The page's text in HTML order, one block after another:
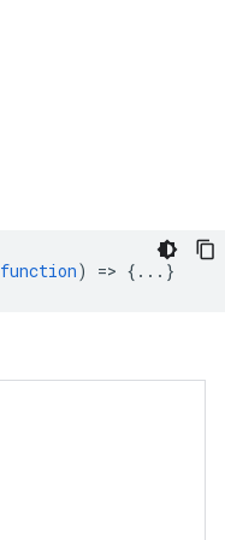
function) => {...}